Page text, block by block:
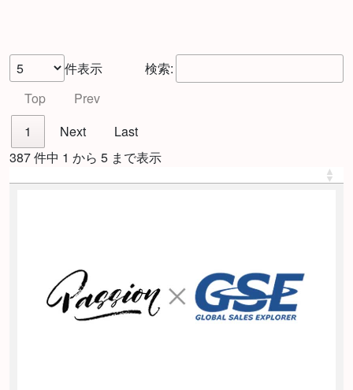
件表示
検索:
Top
Prev
1
Next
Last
387 件中 1 から 5 まで表示